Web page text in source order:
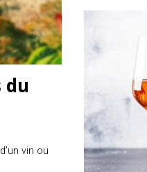
du
vin ou